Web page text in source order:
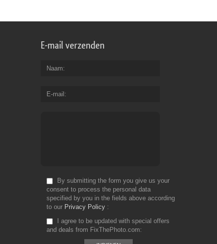
E-mail verzenden
Naam
E-mail
By submitting the form you give us your
consent to process the personal data
specified by you in the fields above according
to our Privacy Policy
I agree to be updated with special offers
and deals from FixThePhoto.com